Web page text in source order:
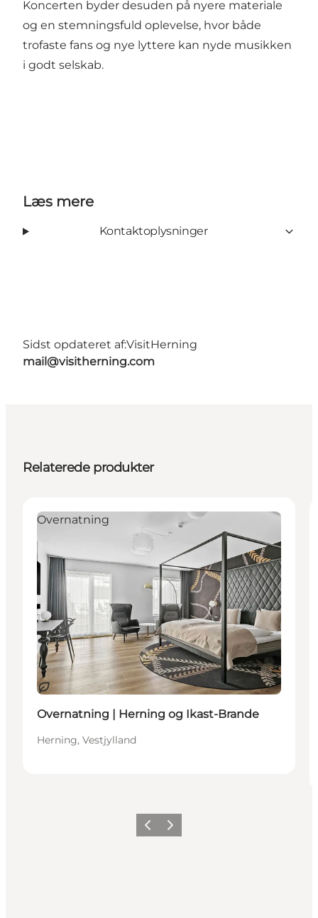
Koncerten byder desuden på nyere materiale
og en stemningsfuld oplevelse, hvor både
trofaste fans og nye lyttere kan nyde musikken
i godt selskab.
Læs mere
Kontaktoplysninger
Sidst opdateret af:VisitHerning
mail@visitherning.com
Relaterede produkter
Bæredygtige oplevelser
Overnatning
Overnatning | Herning og Ikast-Brande
Herning, Vestjylland
ForrigeNæste